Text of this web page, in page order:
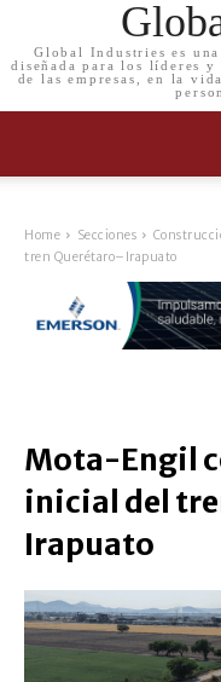
Global Industries es
diseñada para los líderes y
de las empresas, en la
Home Secciones
tren Querétaro–Irapuato
Mota-Engil
inicial del
Irapuato